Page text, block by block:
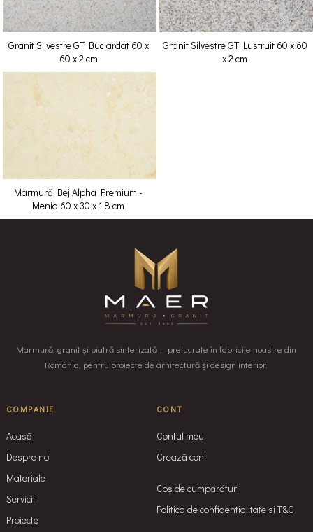
Granit Silvestre GT Buciardat 60 x
60 x 2 cm
Granit Silvestre GT Lustruit 60 x 60
x 2 cm
Marmură Bej Alpha Premium -
Menia 60 x 30 x 1,8 cm
Marmură, granit și piatră sinterizată — prelucrate în fabricile noastre din
România, pentru proiecte de arhitectură și design interior.
COMPANIE
Acasă
Despre noi
Materiale
Servicii
Proiecte
CONT
Contul meu
Crează cont
Coș de cumpărături
Politica de confidentialitate si T&C